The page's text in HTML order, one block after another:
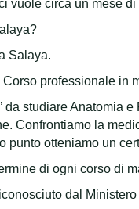
vuole circa un mese
Salaya.
Corso professionale in
da studiare Anatomia
Confrontiamo la
punto otteniamo un
di ogni corso di
dal